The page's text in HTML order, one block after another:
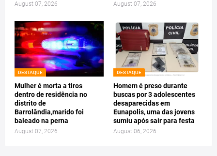
August 07, 2026 August 07, 2026
DESTAQUE
Mulher é morta a tiros
dentro de residência no
distrito de
Barrolândia,marido foi
baleado na perna
August 07, 2026
DESTAQUE
Homem é preso durante
buscas por 3 adolescentes
desaparecidas em
Eunapolis, uma das jovens
sumiu após sair para festa
August 06, 2026